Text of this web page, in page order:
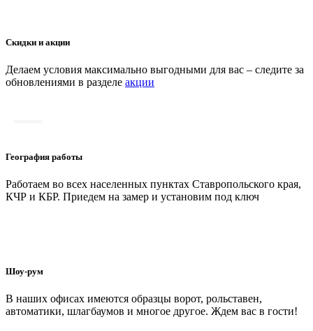
Скидки и акции
Делаем условия максимально выгодными для вас – следите за
обновлениями в разделе акции
География работы
Работаем во всех населенных пунктах Ставропольского края,
КЧР и КБР. Приедем на замер и установим под ключ
Шоу-рум
В наших офисах имеются образцы ворот, рольставен,
автоматики, шлагбаумов и многое другое. Ждем вас в гости!